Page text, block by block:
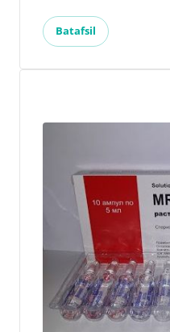
Batafsil